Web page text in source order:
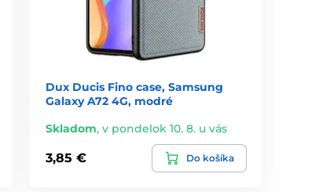
Dux Ducis Fino case, Samsung
Galaxy A72 4G, modré
Skladom,v pondelok 10. 8. u vás
3,85 € Do košíka